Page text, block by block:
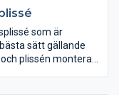
som är
sätt gällande
plissén monteras